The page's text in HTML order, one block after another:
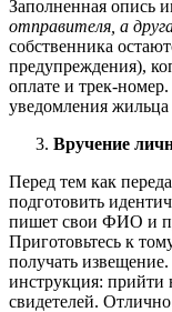
Заполненная опись
отправителя, а
собственника
предупреждения),
оплате и трек-
уведомления
Вручение
Перед тем как
подготовить
пишет свои ФИО и
Приготовьтесь к
получать
инструкция: прийти
свидетелей.